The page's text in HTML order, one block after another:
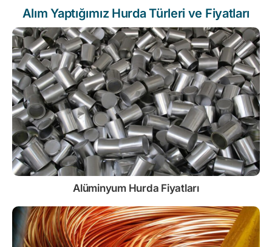
Alım Yaptığımız Hurda Türleri ve Fiyatları
Alüminyum Hurda Fiyatları